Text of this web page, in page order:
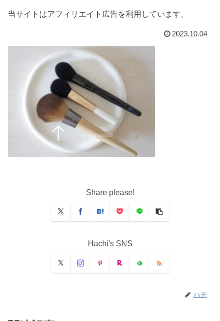
当サイトはアフィリエイト広告を利用しています。
2023.10.04
Share please!
Hachi's SNS
ハチ